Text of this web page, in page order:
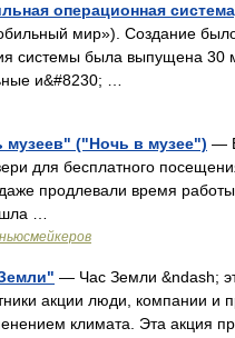
операционная
мир»). Создание
системы была выпущена 30
и&#8230; …
музеев" ("Ночь в музее") —
для бесплатного
продлевали время
…
— Час Земли &ndash;
акции люди, компании и
климата. Эта акция